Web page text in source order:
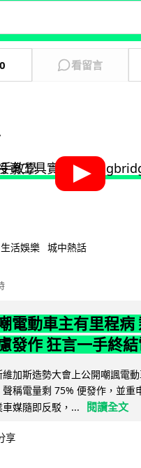
0 看留言
生活娛樂 城中熱話
電動車主有里程病
發作 狂言一手終
加斯造勢大會上公開嘲諷電
稱電量剩 75% 便發作，並重
媒隨即反駁，...
閱讀全文
享